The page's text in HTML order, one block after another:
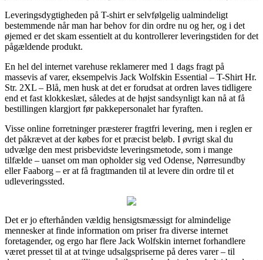
Leveringsdygtigheden på T-shirt er selvfølgelig ualmindeligt
bestemmende når man har behov for din ordre nu og her, og i det
øjemed er det skam essentielt at du kontrollerer leveringstiden for det
pågældende produkt.
En hel del internet varehuse reklamerer med 1 dags fragt på
massevis af varer, eksempelvis Jack Wolfskin Essential – T-Shirt Hr.
Str. 2XL – Blå, men husk at det er forudsat at ordren laves tidligere
end et fast klokkeslæt, således at de højst sandsynligt kan nå at få
bestillingen klargjort før pakkepersonalet har fyraften.
Visse online forretninger præsterer fragtfri levering, men i reglen er
det påkrævet at der købes for et præcist beløb. I øvrigt skal du
udvælge den mest prisbevidste leveringsmetode, som i mange
tilfælde – uanset om man opholder sig ved Odense, Nørresundby
eller Faaborg – er at få fragtmanden til at levere din ordre til et
udleveringssted.
Det er jo efterhånden vældig hensigtsmæssigt for almindelige
mennesker at finde information om priser fra diverse internet
foretagender, og ergo har flere Jack Wolfskin internet forhandlere
været presset til at at tvinge udsalgspriserne på deres varer – til